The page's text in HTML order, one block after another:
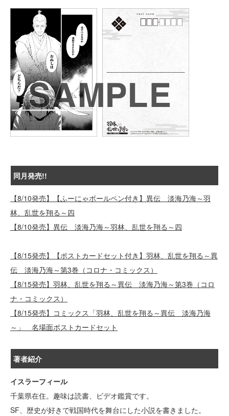
同月発売!!
【8/10発売】【ふーにゃボールペン付き】異伝 淡海乃海～羽
林、乱世を翔る～四
【8/10発売】異伝 淡海乃海～羽林、乱世を翔る～四
【8/15発売】【ポストカードセット付き】羽林、乱世を翔る～異
伝 淡海乃海～第3巻（コロナ・コミックス）
【8/15発売】羽林、乱世を翔る～異伝 淡海乃海～第3巻（コロ
ナ・コミックス）
【8/15発売】コミックス「羽林、乱世を翔る～異伝 淡海乃海
～」 名場面ポストカードセット
著者紹介
イスラーフィール
千葉県在住。趣味は読書、ビデオ鑑賞です。
SF、歴史が好きで戦国時代を舞台にした小説を書きました。